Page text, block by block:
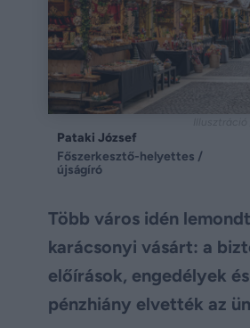
Pataki József
Főszerkesztő-helyettes /
újságíró
Több város idén
karácsonyi vásárt: a
előírások, engedélyek
pénzhiány elvették az